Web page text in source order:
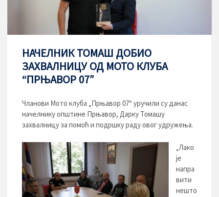
НАЧЕЛНИК ТОМАШ ДОБИО
ЗАХВАЛНИЦУ ОД МОТО КЛУБА
“ПРЊАВОР 07”
Чланови Мото клуба „Прњавор 07“ уручили су данас
начелнику општине Прњавор, Дарку Томашу
захвалницу за помоћ и подршку раду овог удружења.
„Лако
је
напра
вити
нешто